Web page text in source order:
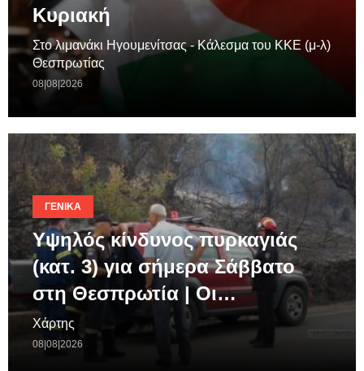
Κυριακή
Στο λιμανάκι Ηγουμενίτσας - Κάλεσμα του ΚΚΕ (μ-λ)
Θεσπρωτίας
08|08|2026
ΓΕΝΙΚΆ
Υψηλός κίνδυνος πυρκαγιάς
(κατ. 3) για σήμερα Σάββατο
στη Θεσπρωτία | Οι…
Χάρτης
08|08|2026